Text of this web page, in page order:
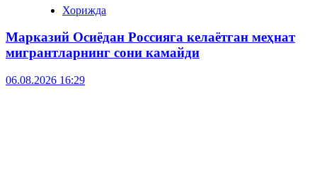
Хорижда
Марказий Осиёдан Россияга келаётган меҳнат
мигрантларнинг сони камайди
06.08.2026 16:29